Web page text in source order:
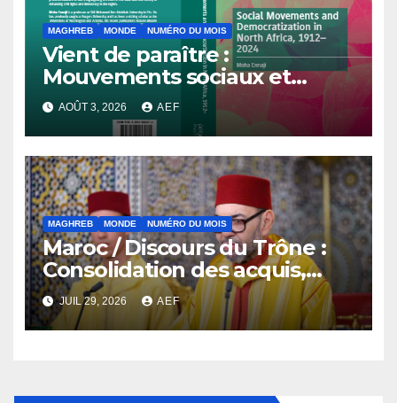
MAGHREB MONDE NUMÉRO DU MOIS
Vient de paraître :
Mouvements sociaux et
démocratisation en Afrique
du Nord, 1912-2024
AOÛT 3, 2026 AEF
MAGHREB MONDE NUMÉRO DU MOIS
Maroc / Discours du Trône :
Consolidation des acquis,
résilience économique et
affirmation d’une
souveraineté stratégique
JUIL 29, 2026 AEF